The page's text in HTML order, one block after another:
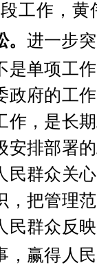
工作，黄
进一步
是单项工
政府的工
作，是长
安排部署
民群众关
，把管理
民群众反
，赢得人